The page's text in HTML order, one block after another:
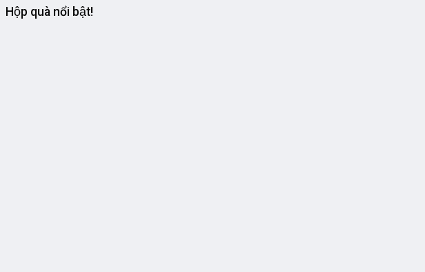
Hộp quà nổi bật!